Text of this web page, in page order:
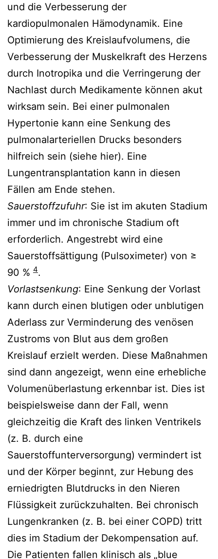
und die Verbesserung der
kardiopulmonalen Hämodynamik. Eine
Optimierung des Kreislaufvolumens, die
Verbesserung der Muskelkraft des Herzens
durch Inotropika und die Verringerung der
Nachlast durch Medikamente können akut
wirksam sein. Bei einer pulmonalen
Hypertonie kann eine Senkung des
pulmonalarteriellen Drucks besonders
hilfreich sein (siehe hier). Eine
Lungentransplantation kann in diesen
Fällen am Ende stehen.
Sauerstoffzufuhr: Sie ist im akuten Stadium
immer und im chronische Stadium oft
erforderlich. Angestrebt wird eine
Sauerstoffsättigung (Pulsoximeter) von ≥
90 % 4.
Vorlastsenkung: Eine Senkung der Vorlast
kann durch einen blutigen oder unblutigen
Aderlass zur Verminderung des venösen
Zustroms von Blut aus dem großen
Kreislauf erzielt werden. Diese Maßnahmen
sind dann angezeigt, wenn eine erhebliche
Volumenüberlastung erkennbar ist. Dies ist
beispielsweise dann der Fall, wenn
gleichzeitig die Kraft des linken Ventrikels
(z. B. durch eine
Sauerstoffunterversorgung) vermindert ist
und der Körper beginnt, zur Hebung des
erniedrigten Blutdrucks in den Nieren
Flüssigkeit zurückzuhalten. Bei chronisch
Lungenkranken (z. B. bei einer COPD) tritt
dies im Stadium der Dekompensation auf.
Die Patienten fallen klinisch als „blue